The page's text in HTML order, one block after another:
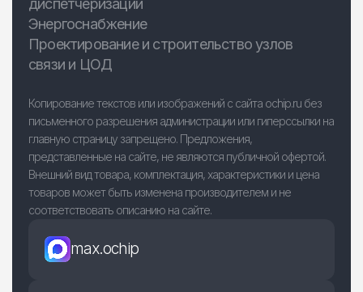
диспетчеризации
Энергоснабжение
Проектирование и строительство узлов
связи и ЦОД
Копирование текстов или изображений с сайта ochip.ru без
письменного разрешения администрации или гиперссылки на
главную страницу запрещено. Предложения,
представленные на сайте, не являются публичной офертой.
Внешний вид товара, комплектация, характеристики и цена
товаров может быть изменена производителем и не
соответствовать описанию на сайте.
max.ochip